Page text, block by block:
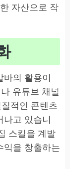
자산으로 작
바의 활용이
유튜브 채널
적인 콘텐츠
나고 있습니
스킬을 계발
익을 창출하는